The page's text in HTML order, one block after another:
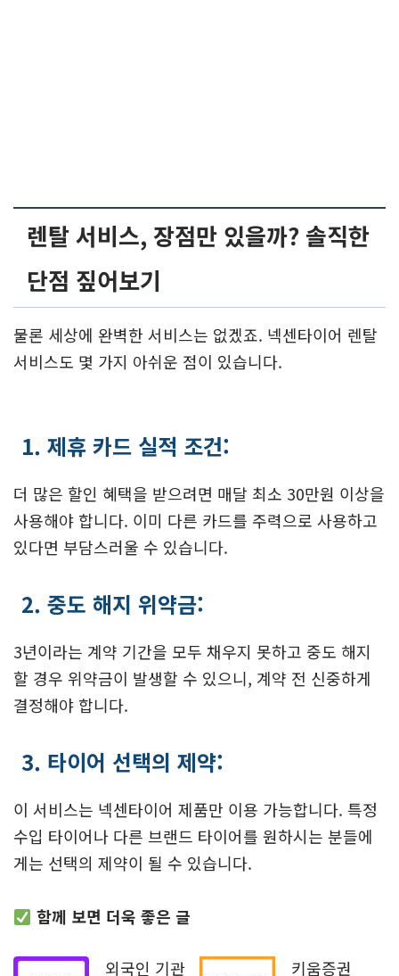
렌탈 서비스, 장점만 있을까? 솔직한
단점 짚어보기
물론 세상에 완벽한 서비스는 없겠죠. 넥센타이어 렌탈
서비스도 몇 가지 아쉬운 점이 있습니다.
1. 제휴 카드 실적 조건:
더 많은 할인 혜택을 받으려면 매달 최소 30만원 이상을
사용해야 합니다. 이미 다른 카드를 주력으로 사용하고
있다면 부담스러울 수 있습니다.
2. 중도 해지 위약금:
3년이라는 계약 기간을 모두 채우지 못하고 중도 해지
할 경우 위약금이 발생할 수 있으니, 계약 전 신중하게
결정해야 합니다.
3. 타이어 선택의 제약:
이 서비스는 넥센타이어 제품만 이용 가능합니다. 특정
수입 타이어나 다른 브랜드 타이어를 원하시는 분들에
게는 선택의 제약이 될 수 있습니다.
함께 보면 더욱 좋은 글
외국인 기관
키움증권